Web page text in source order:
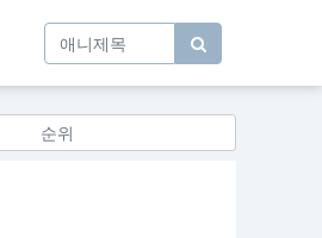
순위